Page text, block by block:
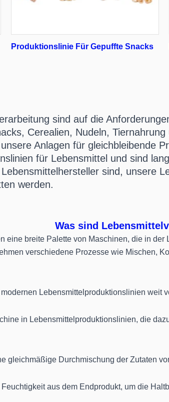
Produktionslinie Für Gepuffte Snacks
sind auf die
Cerealien, Nudeln,
Anlagen für gleichbleibende
für Lebensmittel und sind
sind, unsere
werden.
Was sind
eine breite Palette von Maschinen, die in
verschiedene Prozesse wie Mischen,
Lebensmittelproduktionslinien weit
in Lebensmittelproduktionslinien, die
gleichmäßige Durchmischung der Zutaten
aus dem Endprodukt, um die